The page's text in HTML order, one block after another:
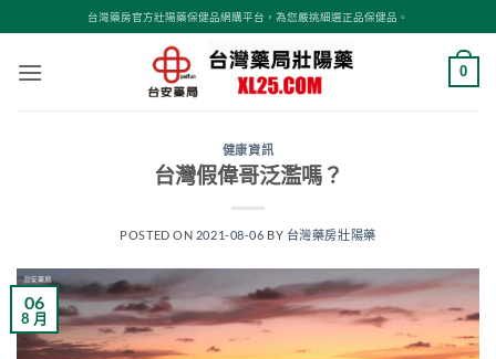
轉
台灣藥房官方壯陽藥保健品網購平台，為您嚴挑細選正品保健品。
0
健康資訊
台灣假偉哥泛濫嗎？
POSTED ON 2021-08-06 BY 台灣藥房壯陽藥
06
8 月